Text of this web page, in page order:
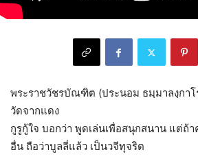
พระราชวัชรบัณฑิต (ประนอม ธมฺมาลงฺกาโ
วัดจากแดง
กูรูกู้ใจ บอกว่า พูดเล่นเพื่อสนุกสนาน แต่ถ้
อื่น ถือว่าบูลลี่แล้ว เป็นวจีทุจริต